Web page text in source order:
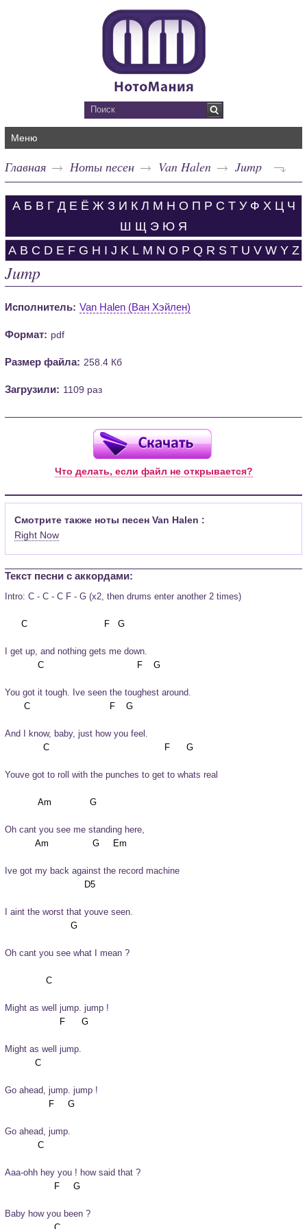
Меню
Главная Ноты песен Van Halen Jump
А Б В Г Д Е Ё Ж З И К Л М Н О П Р С Т У Ф Х Ц Ч
Ш Щ Э Ю Я
A B C D E F G H I J K L M N O P Q R S T U V W Y Z
Jump
Исполнитель: Van Halen (Ван Хэйлен)
Формат: pdf
Размер файла: 258.4 Кб
Загрузили: 1109 раз
Что делать, если файл не открывается?
Смотрите также ноты песен Van Halen :
Right Now
Текст песни c аккордами:
Intro: C - C - C F - G (x2, then drums enter another 2 times)
I get up, and nothing gets me down.
You got it tough. Ive seen the toughest around.
And I know, baby, just how you feel.
Youve got to roll with the punches to get to whats real
Oh cant you see me standing here,
Ive got my back against the record machine
I aint the worst that youve seen.
Oh cant you see what I mean ?
Might as well jump. jump !
Might as well jump.
Go ahead, jump. jump !
Go ahead, jump.
Aaa-ohh hey you ! how said that ?
Baby how you been ?